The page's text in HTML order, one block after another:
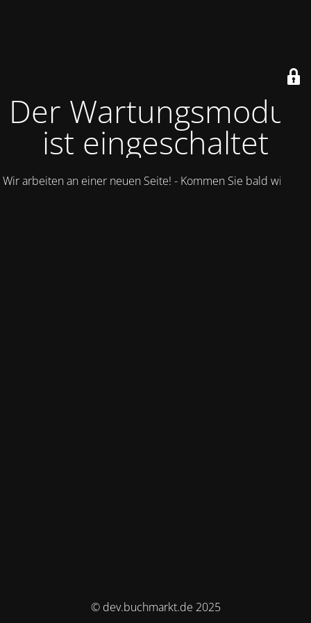
Der Wartungsmodus
ist eingeschaltet
Wir arbeiten an einer neuen Seite! - Kommen Sie bald wieder.
© dev.buchmarkt.de 2025